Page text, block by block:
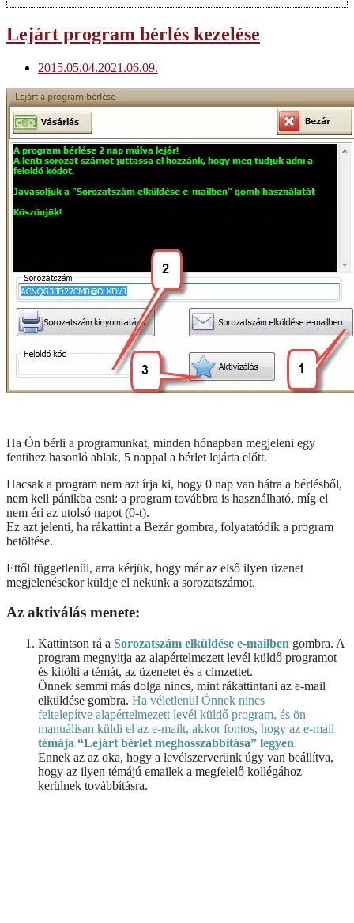
Lejárt program bérlés kezelése
2015.05.04.2021.06.09.
Ha Ön bérli a programunkat, minden hónapban megjeleni egy
fentihez hasonló ablak, 5 nappal a bérlet lejárta előtt.
Hacsak a program nem azt írja ki, hogy 0 nap van hátra a bérlésből,
nem kell pánikba esni: a program továbbra is használható, míg el
nem éri az utolsó napot (0-t).
Ez azt jelenti, ha rákattint a Bezár gombra, folyatatódik a program
betöltése.
Ettől függetlenül, arra kérjük, hogy már az első ilyen üzenet
megjelenésekor küldje el nekünk a sorozatszámot.
Az aktiválás menete:
Kattintson rá a Sorozatszám elküldése e-mailben gombra. A
program megnyitja az alapértelmezett levél küldő programot
és kitölti a témát, az üzenetet és a címzettet.
Önnek semmi más dolga nincs, mint rákattintani az e-mail
elküldése gombra. Ha véletlenül Önnek nincs
feltelepítve alapértelmezett levél küldő program, és ön
manuálisan küldi el az e-mailt, akkor fontos, hogy az e-mail
témája “Lejárt bérlet meghosszabbítása” legyen.
Ennek az az oka, hogy a levélszerverünk úgy van beállítva,
hogy az ilyen témájú emailek a megfelelő kollégához
kerülnek továbbításra.